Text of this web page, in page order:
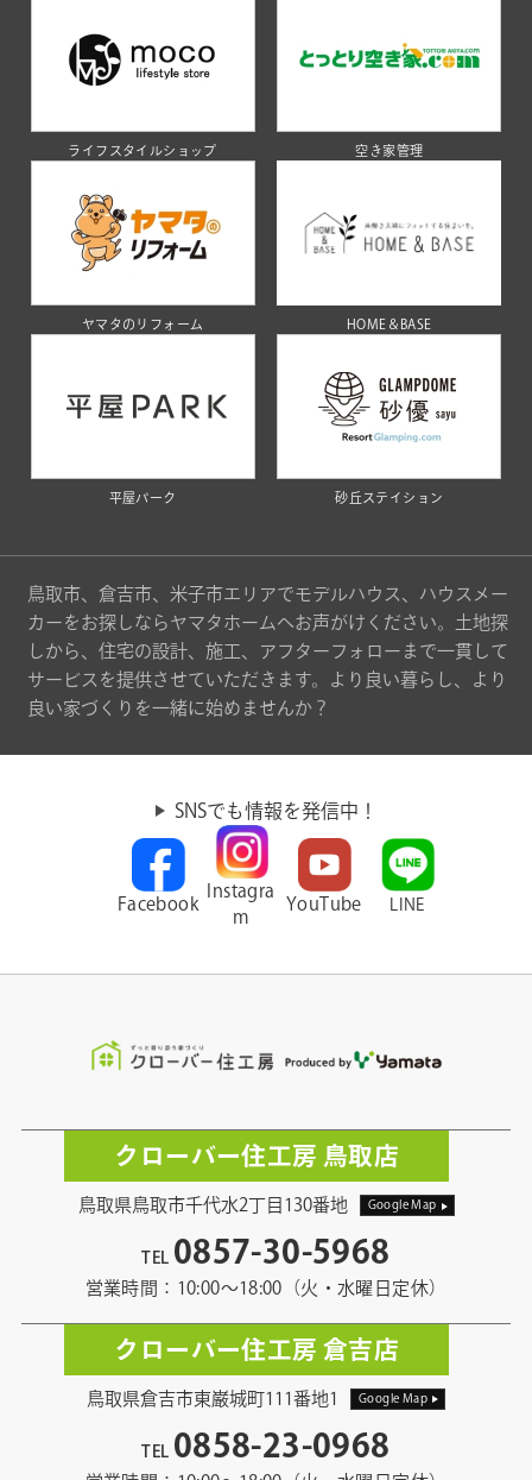
ライフスタイルショップ 空き家管理
ヤマタのリフォーム HOME＆BASE
平屋パーク 砂丘ステイション
鳥取市、倉吉市、米子市エリアでモデルハウス、ハウスメー
カーをお探しならヤマタホームへお声がけください。土地探
しから、住宅の設計、施工、アフターフォローまで一貫して
サービスを提供させていただきます。より良い暮らし、より
良い家づくりを一緒に始めませんか？
SNSでも情報を発信中！
Facebook
Instagra
m
YouTube LINE
クローバー住工房 鳥取店
鳥取県鳥取市千代水2丁目130番地 Google Map
TEL 0857-30-5968
営業時間：10:00〜18:00（火・水曜日定休）
クローバー住工房 倉吉店
鳥取県倉吉市東巌城町111番地1 Google Map
TEL 0858-23-0968